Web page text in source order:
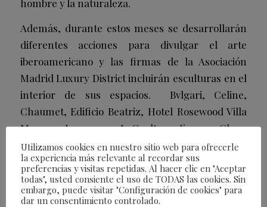
hombre y la naturaleza.
Además, durante estos meses se desarrollarán
diferentes acciones para divulgar el arte
iberoamericano y las firmas de la Asociación
Madrid Luxury District incluirán esculturas en el
interior de sus espacios. Bvlgari, Celine,
Chaumet, Edificio Beatriz, Hotel Rosewood Villa
Magna, Jaeger – LeCoultre, Jimmy Choo,
Lavinia, Panerai generarán una exclusiva
propuesta artística.
Utilizamos cookies en nuestro sitio web para ofrecerle
la experiencia más relevante al recordar sus
preferencias y visitas repetidas. Al hacer clic en "Aceptar
todas", usted consiente el uso de TODAS las cookies. Sin
embargo, puede visitar "Configuración de cookies" para
dar un consentimiento controlado.